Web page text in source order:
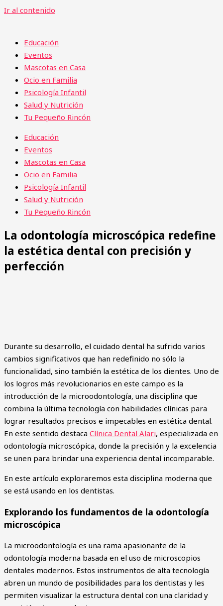
Ir al contenido
Educación
Eventos
Mascotas en Casa
Ocio en Familia
Psicología Infantil
Salud y Nutrición
Tu Pequeño Rincón
Educación
Eventos
Mascotas en Casa
Ocio en Familia
Psicología Infantil
Salud y Nutrición
Tu Pequeño Rincón
La odontología microscópica redefine
la estética dental con precisión y
perfección
Durante su desarrollo, el cuidado dental ha sufrido varios
cambios significativos que han redefinido no sólo la
funcionalidad, sino también la estética de los dientes. Uno de
los logros más revolucionarios en este campo es la
introducción de la microodontología, una disciplina que
combina la última tecnología con habilidades clínicas para
lograr resultados precisos e impecables en estética dental.
En este sentido destaca Clínica Dental Alari, especializada en
odontología microscópica, donde la precisión y la excelencia
se unen para brindar una experiencia dental incomparable.
En este artículo exploraremos esta disciplina moderna que
se está usando en los dentistas.
Explorando los fundamentos de la odontología
microscópica
La microodontología es una rama apasionante de la
odontología moderna basada en el uso de microscopios
dentales modernos. Estos instrumentos de alta tecnología
abren un mundo de posibilidades para los dentistas y les
permiten visualizar la estructura dental con una claridad y